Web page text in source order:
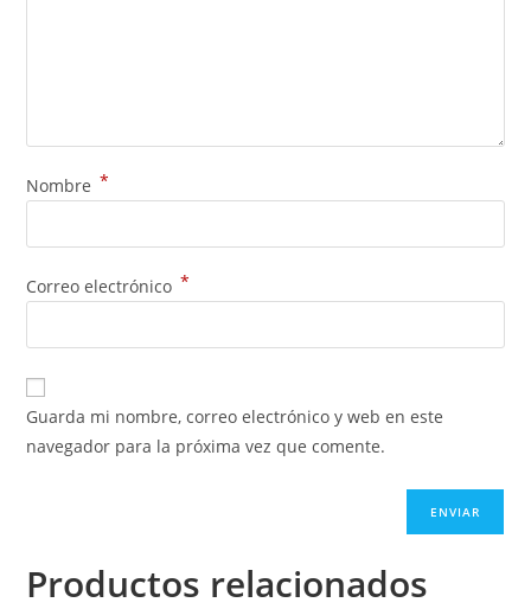
Nombre *
Correo electrónico *
Guarda mi nombre, correo electrónico y web en este
navegador para la próxima vez que comente.
Productos relacionados